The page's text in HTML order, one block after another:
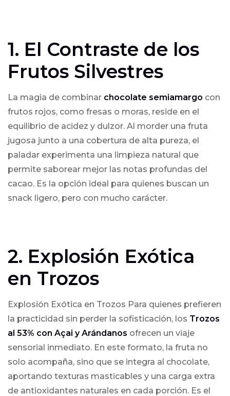
1. El Contraste de los
Frutos Silvestres
La magia de combinar chocolate semiamargo con
frutos rojos, como fresas o moras, reside en el
equilibrio de acidez y dulzor. Al morder una fruta
jugosa junto a una cobertura de alta pureza, el
paladar experimenta una limpieza natural que
permite saborear mejor las notas profundas del
cacao. Es la opción ideal para quienes buscan un
snack ligero, pero con mucho carácter.
2. Explosión Exótica
en Trozos
Explosión Exótica en Trozos Para quienes prefieren
la practicidad sin perder la sofisticación, los Trozos
al 53% con Açai y Arándanos ofrecen un viaje
sensorial inmediato. En este formato, la fruta no
solo acompaña, sino que se integra al chocolate,
aportando texturas masticables y una carga extra
de antioxidantes naturales en cada porción. Es el